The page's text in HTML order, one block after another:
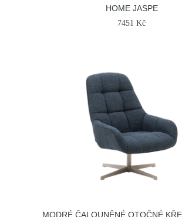
HOME JASPE
7451 Kč
MODRÉ ČALOUNĚNÉ OTOČNÉ